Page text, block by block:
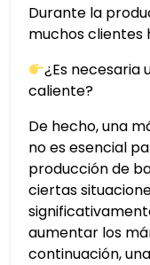
Durante la
muchos clientes
¿Es necesaria
caliente?
De hecho, una
no es esencial
producción de
ciertas
aumentar los
continuación,